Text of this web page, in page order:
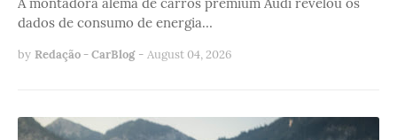
dados de consumo de energia…
by Redação - CarBlog - August 04, 2026